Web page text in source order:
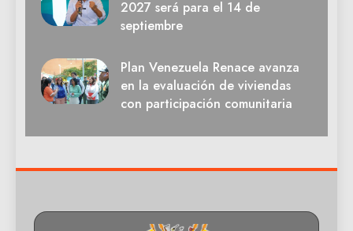
2027 será para el 14 de
septiembre
Plan Venezuela Renace avanza
en la evaluación de viviendas
con participación comunitaria